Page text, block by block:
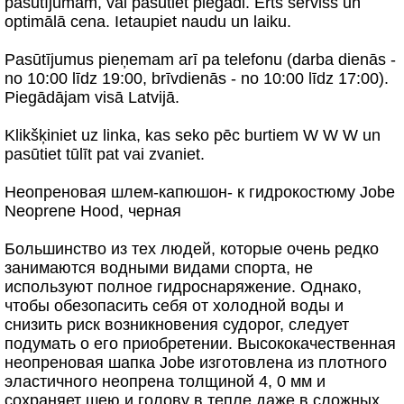
optimālā cena. Ietaupiet naudu un laiku.
Pasūtījumus pieņemam arī pa telefonu (darba dienās -
no 10:00 līdz 19:00, brīvdienās - no 10:00 līdz 17:00).
Piegādājam visā Latvijā.
Klikšķiniet uz linka, kas seko pēc burtiem W W W un
pasūtiet tūlīt pat vai zvaniet.
Неопреновая шлем-капюшон- к гидрокостюму Jobe
Neoprene Hood, черная
Большинство из тех людей, которые очень редко
занимаются водными видами спорта, не
используют полное гидроснаряжение. Однако,
чтобы обезопасить себя от холодной воды и
снизить риск возникновения судорог, следует
подумать о его приобретении. Высококачественная
неопреновая шапка Jobe изготовлена из плотного
эластичного неопрена толщиной 4, 0 мм и
сохраняет шею и голову в тепле даже в сложных